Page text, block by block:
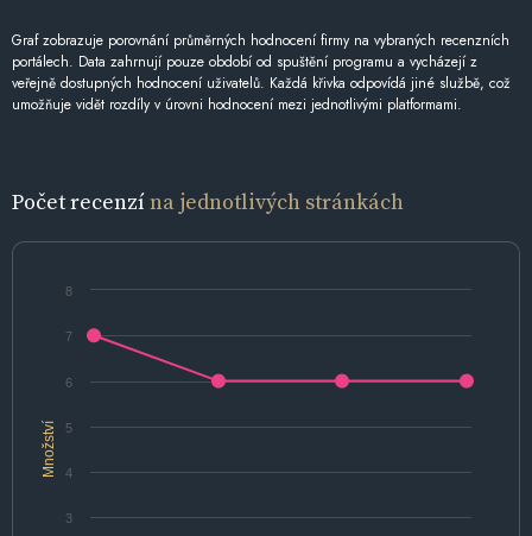
Graf zobrazuje porovnání průměrných hodnocení firmy na vybraných recenzních
portálech. Data zahrnují pouze období od spuštění programu a vycházejí z
veřejně dostupných hodnocení uživatelů. Každá křivka odpovídá jiné službě, což
umožňuje vidět rozdíly v úrovni hodnocení mezi jednotlivými platformami.
Počet recenzína jednotlivých stránkách
Množství
3
4
5
6
7
8